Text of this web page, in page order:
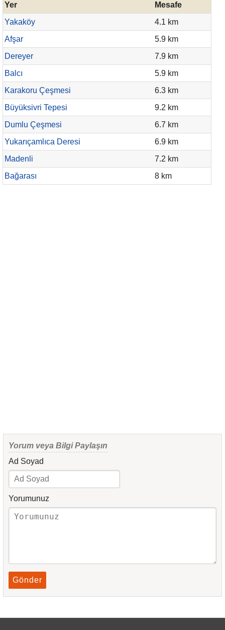
Yer
Mesafe
Yakaköy
4.1 km
Afşar
5.9 km
Dereyer
7.9 km
Balcı
5.9 km
Karakoru Çeşmesi
6.3 km
Büyüksivri Tepesi
9.2 km
Dumlu Çeşmesi
6.7 km
Yukarıçamlıca Deresi
6.9 km
Madenli
7.2 km
Bağarası
8 km
Yorum veya Bilgi Paylaşın
Ad Soyad
Yorumunuz
Gönder